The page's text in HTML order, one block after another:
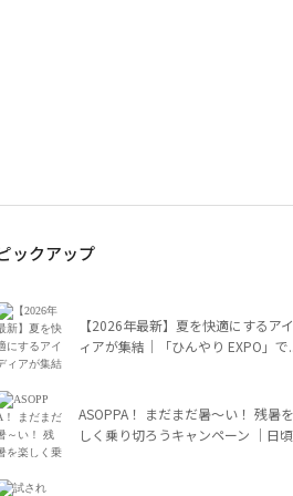
ックアップ
【2026年最新】夏を快適にするア
ィアが集結｜「ひんやり EXPO」で
ASOPPA！ まだまだ暑～い！ 残暑
しく乗り切ろうキャンペーン ｜日